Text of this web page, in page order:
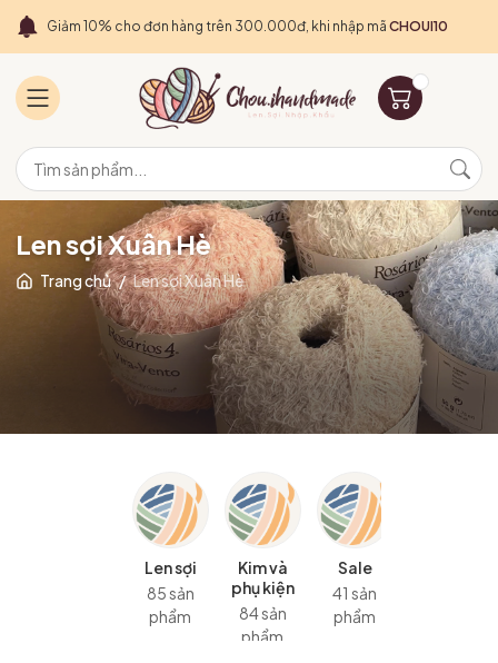
Giảm 10% cho đơn hàng trên 300.000đ, khi nhập mã CHOUI10
Len sợi Xuân Hè
Trang chủ / Len sợi Xuân Hè
Len sợi
85 sản
phẩm
Kim và
phụ kiện
84 sản
phẩm
Sale
41 sản
phẩm